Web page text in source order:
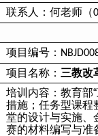
联系人：何老师（
项目编号：
项目名称： 三教改
培训内容：教育部
措施；任务型课
堂的设计与实施、
赛的材料编写与准